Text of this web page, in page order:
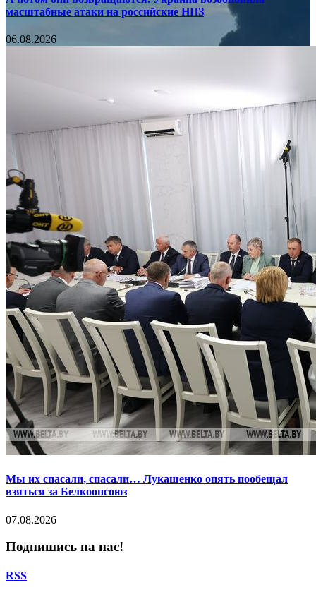
масштабные атаки на российские НПЗ
06.08.2026
Мы их спасали, спасали… Лукашенко опять пообещал
взяться за Белкоопсоюз
07.08.2026
Подпишись на нас!
RSS